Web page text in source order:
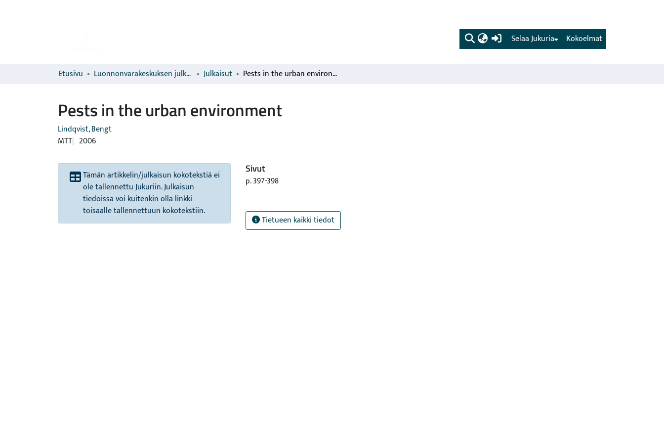
(current) Kokoelmat
Selaa Jukuria
Etusivu Luonnonvarakeskuksen julkaisut Julkaisut Pests in the urban environment
Pests in the urban environment
Lindqvist, Bengt
MTT 2006
Tämän artikkelin/julkaisun kokotekstiä ei
ole tallennettu Jukuriin. Julkaisun
tiedoissa voi kuitenkin olla linkki
toisaalle tallennettuun kokotekstiin.
Sivut
p. 397-398
Tietueen kaikki tiedot